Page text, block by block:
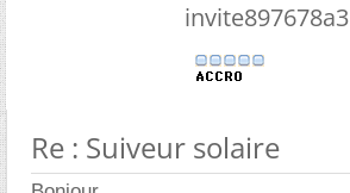
invite897678a3
Re : Suiveur solaire